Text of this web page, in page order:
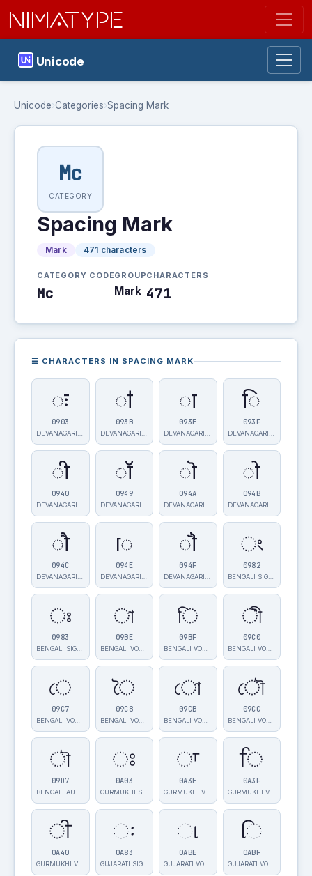
NIMATYPE
Unicode
Unicode›Categories›Spacing Mark
Mc
CATEGORY
Spacing Mark
Mark 471 characters
CATEGORY CODE
Mc
GROUP
Mark
CHARACTERS
471
☰ CHARACTERS IN SPACING MARK
ः
0903
ऻ
093B
ा
093E
ि
093F
ी
0940
ॉ
0949
ॊ
094A
ो
094B
ौ
094C
ॎ
094E
ॏ
094F
ং
0982
BENGALI SIGN …
ঃ
0983
া
09BE
BENGALI VOWEL…
ি
09BF
ী
09C0
BENGALI VOWEL…
ে
09C7
ৈ
09C8
BENGALI VOWEL…
ো
09CB
ৌ
09CC
BENGALI VOWEL…
ৗ
09D7
ਃ
0A03
GURMUKHI SIGN…
ਾ
0A3E
ਿ
0A3F
GURMUKHI VOWE…
ੀ
0A40
ઃ
0A83
GUJARATI SIGN…
ા
0ABE
િ
0ABF
GUJARATI VOWE…